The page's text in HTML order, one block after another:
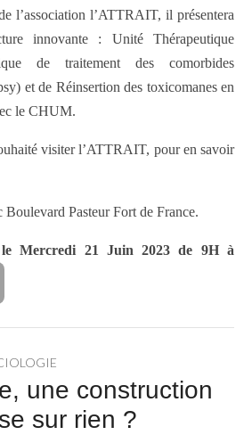
l’association l’ATTRAIT, il présentera
innovante : Unité Thérapeutique
de traitement des comorbides
et de Réinsertion des toxicomanes en
le CHUM.
visiter l’ATTRAIT, pour en savoir
Boulevard Pasteur Fort de France.
le Mercredi 21 Juin 2023 de 9H à
une construction
sur rien ?